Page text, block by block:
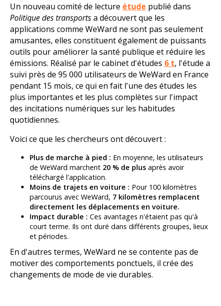
Un nouveau comité de lecture étude publié dans
Politique des transportsa découvert que les
applications comme WeWard ne sont pas seulement
amusantes, elles constituent également de puissants
outils pour améliorer la santé publique et réduire les
émissions. Réalisé par le cabinet d'études 6 t, l'étude a
suivi près de 95 000 utilisateurs de WeWard en France
pendant 15 mois, ce qui en fait l'une des études les
plus importantes et les plus complètes sur l'impact
des incitations numériques sur les habitudes
quotidiennes.
Voici ce que les chercheurs ont découvert :
Plus de marche à pied : En moyenne, les utilisateurs
de WeWard marchent 20 % de plusaprès avoir
téléchargé l'application.
Moins de trajets en voiture : Pour 100 kilomètres
parcourus avec WeWard, 7 kilomètres remplacent
directement les déplacements en voiture.
Impact durable : Ces avantages n'étaient pas qu'à
court terme. Ils ont duré dans différents groupes, lieux
et périodes.
En d'autres termes, WeWard ne se contente pas de
motiver des comportements ponctuels, il crée des
changements de mode de vie durables.